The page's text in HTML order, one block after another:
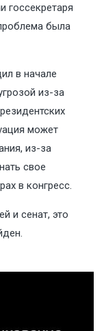
госсекретаря
была
в начале
из-за
может
из-за
свое
в конгресс.
и сенат, это